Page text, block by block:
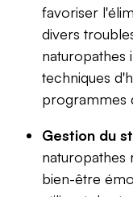
favoriser
divers
naturopathes
techniques
programmes
Gestion du
naturopathes
bien-être